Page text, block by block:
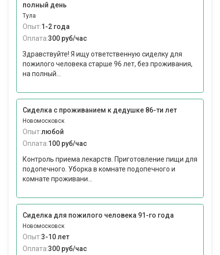
полный день
Тула
Опыт:1-2 года
Оплата:300 руб/час
Здравствуйте! Я ищу ответственную сиделку для
пожилого человека старше 96 лет, без проживания,
на полный...
Сиделка с проживанием к дедушке 86-ти лет
Новомосковск
Опыт:любой
Оплата:100 руб/час
Контроль приема лекарств. Приготовление пищи для
подопечного. Уборка в комнате подопечного и
комнате проживани...
Сиделка для пожилого человека 91-го года
Новомосковск
Опыт:3-10 лет
Оплата:300 руб/час